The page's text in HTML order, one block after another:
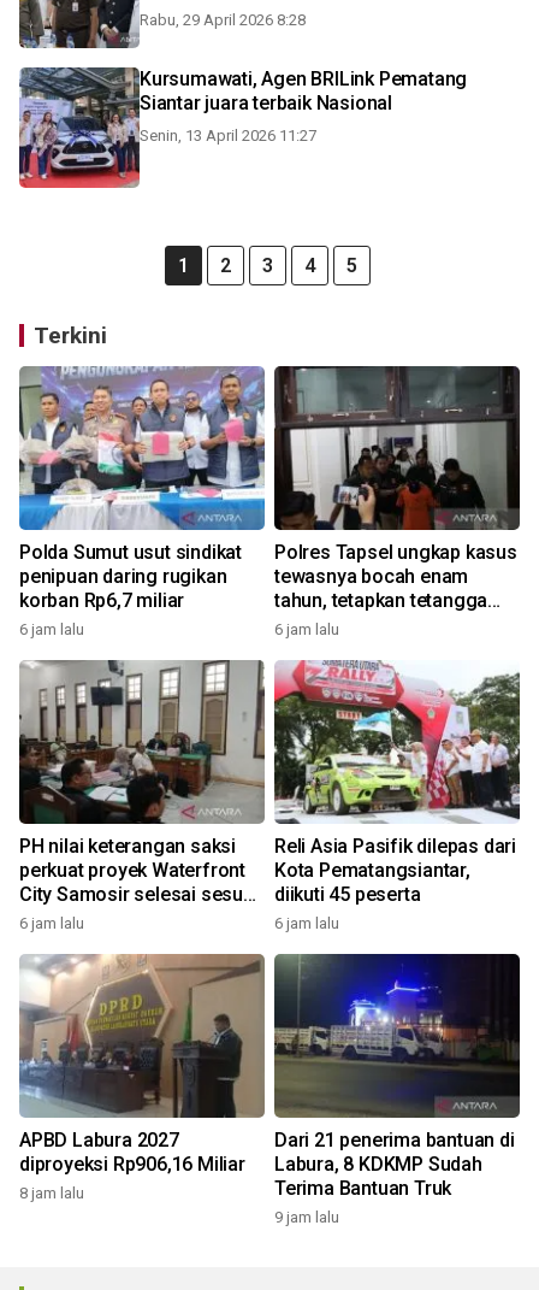
Rabu, 29 April 2026 8:28
Kursumawati, Agen BRILink Pematang
Siantar juara terbaik Nasional
Senin, 13 April 2026 11:27
1 2 3 4 5
Terkini
Polda Sumut usut sindikat
penipuan daring rugikan
korban Rp6,7 miliar
6 jam lalu
Polres Tapsel ungkap kasus
tewasnya bocah enam
tahun, tetapkan tetangga
korban sebagai tersangka
6 jam lalu
PH nilai keterangan saksi
perkuat proyek Waterfront
City Samosir selesai sesuai
adendum
6 jam lalu
Reli Asia Pasifik dilepas dari
Kota Pematangsiantar,
diikuti 45 peserta
6 jam lalu
APBD Labura 2027
diproyeksi Rp906,16 Miliar
8 jam lalu
Dari 21 penerima bantuan di
Labura, 8 KDKMP Sudah
Terima Bantuan Truk
9 jam lalu